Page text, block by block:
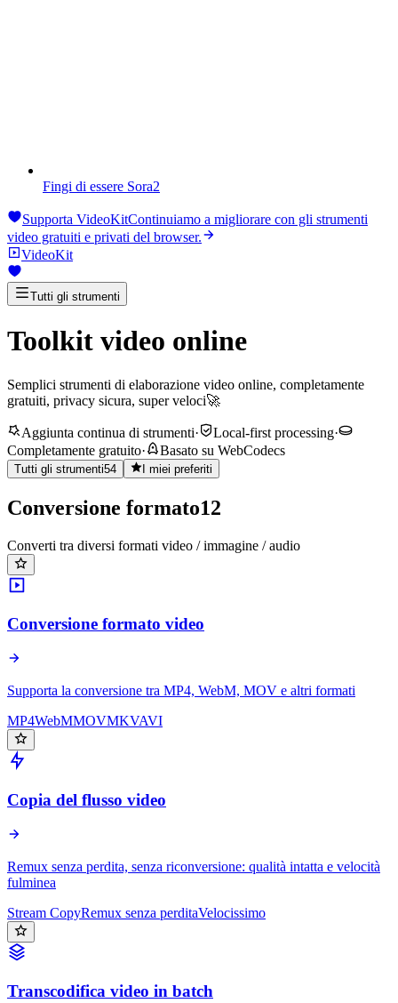
Fingi di essere Sora2
Supporta VideoKitContinuiamo a migliorare con gli strumenti
video gratuiti e privati ​​del browser.
VideoKit
Tutti gli strumenti
Toolkit video online
Semplici strumenti di elaborazione video online, completamente
gratuiti, privacy sicura, super veloci🚀
Aggiunta continua di strumenti· Local-first processing·
Completamente gratuito· Basato su WebCodecs
Tutti gli strumenti54 I miei preferiti
Conversione formato12
Converti tra diversi formati video / immagine / audio
Conversione formato video
Supporta la conversione tra MP4, WebM, MOV e altri formati
MP4WebMMOVMKVAVI
Copia del flusso video
Remux senza perdita, senza riconversione: qualità intatta e velocità
fulminea
Stream CopyRemux senza perditaVelocissimo
Transcodifica video in batch